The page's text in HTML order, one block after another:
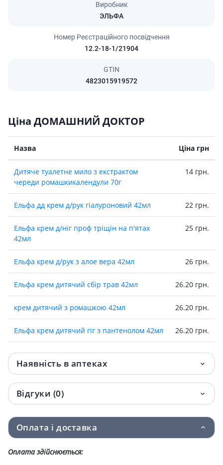
Виробник
ЭЛЬФА
Номер Реєстраційного посвідчення
12.2-18-1/21904
GTIN
4823015919572
Ціна ДОМАШНИЙ ДОКТОР
Назва Ціна грн
Дитяче туалетне мило з екстрактом
череди ромашкикалендули 70г
14 грн.
Ельфа дд крем д/рук гіалуроновий 42мл 22 грн.
Ельфа крем д/нiг проф трiщiн на п'ятах
42мл
25 грн.
Ельфа крем д/рук з алое вера 42мл 26 грн.
Ельфа крем дитячий сбiр трав 42мл 26.20 грн.
крем дитячий з ромашкою 42мл 26.20 грн.
Ельфа крем дитячий гiг з пантенолом 42мл 26.20 грн.
крем д/рук глiцериновий 42мл 27 грн.
Ельфа крем д/обличчя облепих п/зморшок
42мл
27 грн.
натоптишив 42мл
42мл
Наявність в аптеках
Відгуки (0)
Оплата і доставка
Оплата здійснюється: